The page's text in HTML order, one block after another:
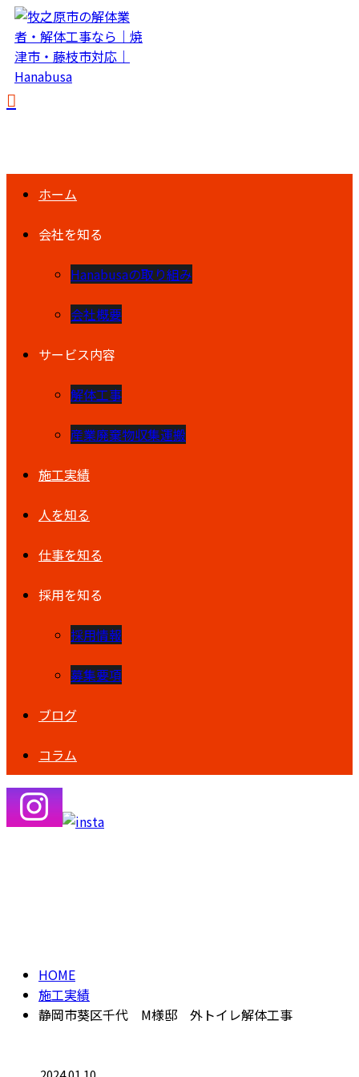
ホーム
会社を知る
Hanabusaの取り組み
会社概要
サービス内容
解体工事
産業廃棄物収集運搬
施工実績
人を知る
仕事を知る
採用を知る
採用情報
募集要項
ブログ
コラム
HOME
施工実績
静岡市葵区千代 M様邸 外トイレ解体工事